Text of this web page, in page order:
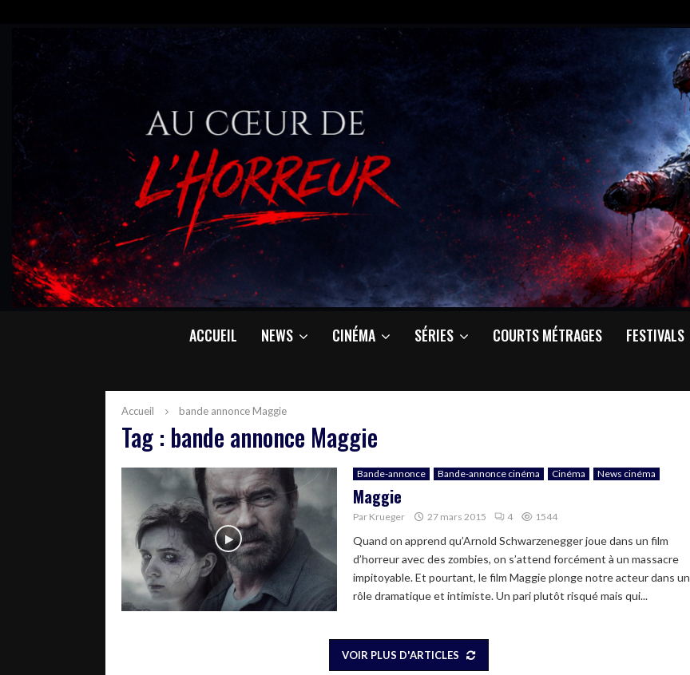
ACCUEIL NEWS CINÉMA SÉRIES COURTS MÉTRAGES FESTIVALS
Accueil bande annonce Maggie
Tag : bande annonce Maggie
Bande-annonce Bande-annonce cinéma Cinéma News cinéma
Maggie
Par Krueger 27 mars 2015 4 1544
Quand on apprend qu’Arnold Schwarzenegger joue dans un film
d’horreur avec des zombies, on s’attend forcément à un massacre
impitoyable. Et pourtant, le film Maggie plonge notre acteur dans un
rôle dramatique et intimiste. Un pari plutôt risqué mais qui...
VOIR PLUS D'ARTICLES